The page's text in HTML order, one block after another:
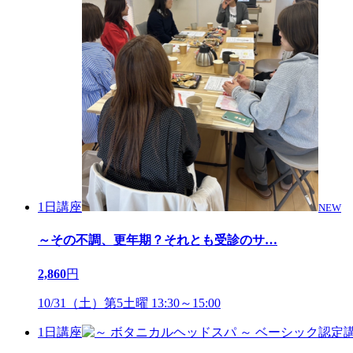
1日講座 NEW
～その不調、更年期？それとも受診のサ…
2,860円
10/31（土）第5土曜 13:30～15:00
1日講座